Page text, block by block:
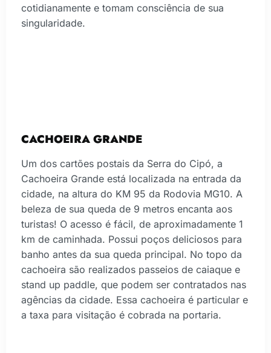
cotidianamente e tomam consciência de sua
singularidade.
CACHOEIRA GRANDE
Um dos cartões postais da Serra do Cipó, a
Cachoeira Grande está localizada na entrada da
cidade, na altura do KM 95 da Rodovia MG10. A
beleza de sua queda de 9 metros encanta aos
turistas! O acesso é fácil, de aproximadamente 1
km de caminhada. Possui poços deliciosos para
banho antes da sua queda principal. No topo da
cachoeira são realizados passeios de caiaque e
stand up paddle, que podem ser contratados nas
agências da cidade. Essa cachoeira é particular e
a taxa para visitação é cobrada na portaria.